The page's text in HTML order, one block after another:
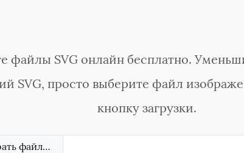
файлы SVG онлайн бесплатно.
SVG, просто выберите файл
кнопку загрузки.
файл…